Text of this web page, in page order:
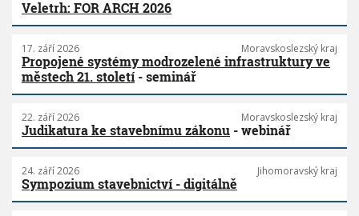
Veletrh: FOR ARCH 2026
17. září 2026 Moravskoslezský kraj
Propojené systémy modrozelené infrastruktury ve
městech 21. století - seminář
22. září 2026 Moravskoslezský kraj
Judikatura ke stavebnímu zákonu - webinář
24. září 2026 Jihomoravský kraj
Sympozium stavebnictví - digitálně